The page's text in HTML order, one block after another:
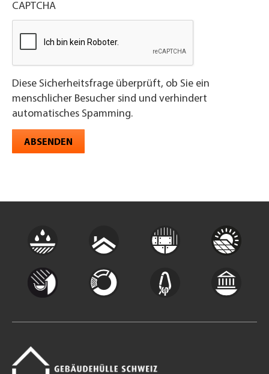
CAPTCHA
Diese Sicherheitsfrage überprüft, ob Sie ein
menschlicher Besucher sind und verhindert
automatisches Spamming.
ABSENDEN